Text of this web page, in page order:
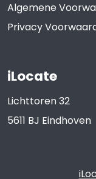
NOTICE PERIOD
12 months.
Retail space,
Central heating
- Toilet with sink;
Algemene
Privacy
iLocate
Lichttoren 32
5611 BJ Eindhoven